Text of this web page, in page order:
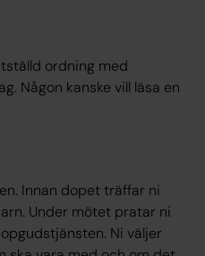
ordning med
Någon kanske vill läsa en
Innan dopet träffar ni
Under mötet pratar ni
Ni väljer